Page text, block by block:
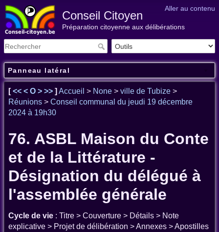
Aller au contenu
Conseil Citoyen
Préparation citoyenne aux délibérations
Panneau latéral
[<< < O > >> ] Accueil > None > ville de Tubize >
Réunions > Conseil communal du jeudi 19 décembre
2024 à 19h30
76. ASBL Maison du Conte
et de la Littérature -
Désignation du délégué à
l'assemblée générale
Cycle de vie : Titre > Couverture > Détails > Note
explicative > Projet de délibération > Annexes > Apostilles